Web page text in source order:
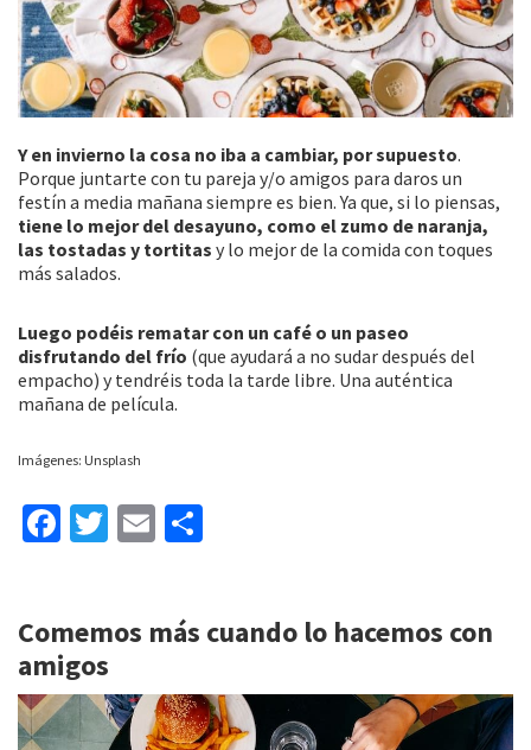
Y en invierno la cosa no iba a cambiar, por supuesto.
Porque juntarte con tu pareja y/o amigos para daros un
festín a media mañana siempre es bien. Ya que, si lo piensas,
tiene lo mejor del desayuno, como el zumo de naranja,
las tostadas y tortitas y lo mejor de la comida con toques
más salados.
Luego podéis rematar con un café o un paseo
disfrutando del frío (que ayudará a no sudar después del
empacho) y tendréis toda la tarde libre. Una auténtica
mañana de película.
Imágenes: Unsplash
Fa
o
o
k
T
er
E
l
p
tir
Comemos más cuando lo hacemos con
amigos